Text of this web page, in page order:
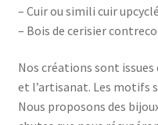
– Cuir ou simili cuir
– Bois de cerisier
Nos créations sont
et l’artisanat. Les motifs
Nous proposons des